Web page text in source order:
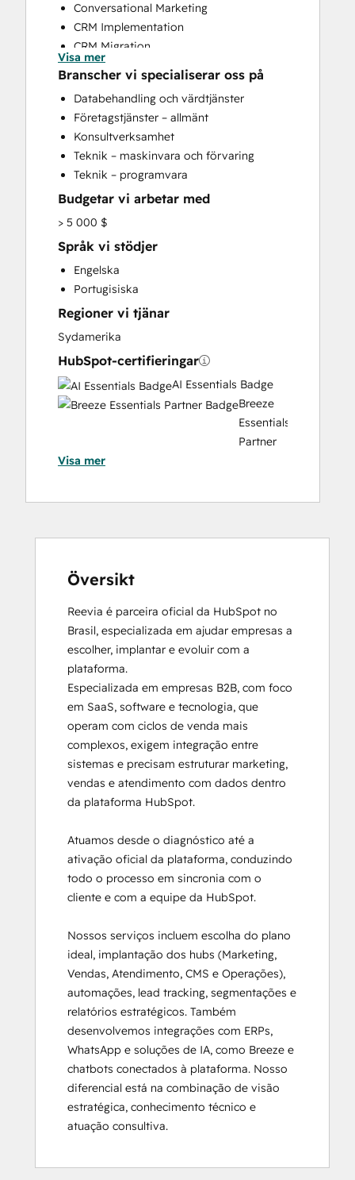
Conversational Marketing
CRM Implementation
CRM Migration
Custom API Integrations
Customer Marketing
Customer Success Training
Customer Support Training
Customer Survey and Analysis
Full Inbound Marketing Services
Help Desk Implementation
HubSpot Onboarding
Knowledge Base Development
Programmable Automation
Sales and Marketing Alignment
Visa mer
Branscher vi specialiserar oss på
Databehandling och värdtjänster
Företagstjänster – allmänt
Konsultverksamhet
Teknik – maskinvara och förvaring
Teknik – programvara
Budgetar vi arbetar med
> 5 000 $
Språk vi stödjer
Engelska
Portugisiska
Regioner vi tjänar
Sydamerika
HubSpot-certifieringar
AI Essentials Badge
Breeze
Essentials
Partner
Implementation
Partners
Certification
HubSpot
Partner
Inbound Marketing
Service Hub
Software
Visa mer
Översikt
Reevia é parceira oficial da HubSpot no
Brasil, especializada em ajudar empresas a
escolher, implantar e evoluir com a
plataforma.
Especializada em empresas B2B, com foco
em SaaS, software e tecnologia, que
operam com ciclos de venda mais
complexos, exigem integração entre
sistemas e precisam estruturar marketing,
vendas e atendimento com dados dentro
da plataforma HubSpot.
Atuamos desde o diagnóstico até a
ativação oficial da plataforma, conduzindo
todo o processo em sincronia com o
cliente e com a equipe da HubSpot.
Nossos serviços incluem escolha do plano
ideal, implantação dos hubs (Marketing,
Vendas, Atendimento, CMS e Operações),
automações, lead tracking, segmentações e
relatórios estratégicos. Também
desenvolvemos integrações com ERPs,
WhatsApp e soluções de IA, como Breeze e
chatbots conectados à plataforma. Nosso
diferencial está na combinação de visão
estratégica, conhecimento técnico e
atuação consultiva.